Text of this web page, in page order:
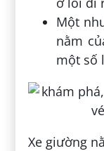
Một
nằm
một số
Xe giường